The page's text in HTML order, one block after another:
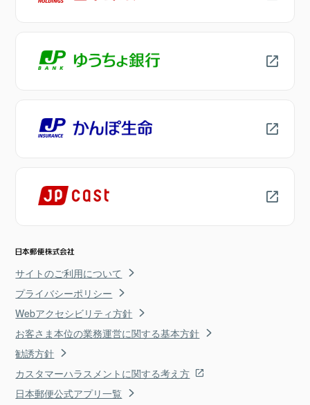
サイトのご利用について
プライバシーポリシー
Webアクセシビリティ方針
お客さま本位の業務運営に関する基本方針
勧誘方針
カスタマーハラスメントに関する考え方
日本郵便公式アプリ一覧